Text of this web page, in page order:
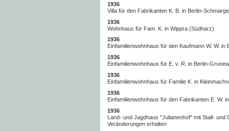
1936
Villa für den Fabrikanten K. B. in Berlin-
1936
Wohnhaus für Fam. K. in Wippra (Südharz)
1936
Einfamilienwohnhaus für den Kaufmann W. W.
1936
Einfamilienwohnhaus für E. v. R. in Berlin-
1936
Einfamilienwohnhaus für Familie K. in
1936
Einfamilienwohnhaus für den Fabrikanten E. W.
1936
Land- und Jagdhaus "Julianenhof" mit Stall-
Veränderungen erhalten